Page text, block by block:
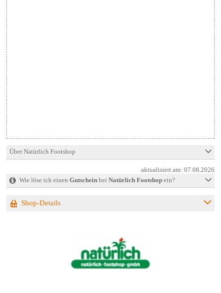
Über Natürlich Footshop
aktualisiert am:07.08.2026
Wie löse ich einen Gutscheinbei Natürlich Footshopein?
Shop-Details